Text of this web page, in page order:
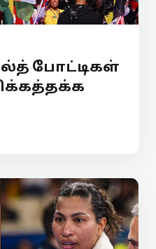
போட்டிகள்